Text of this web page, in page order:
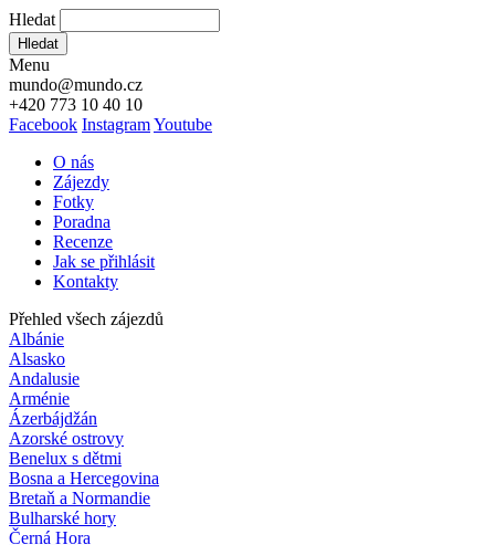
Hledat
Hledat
Menu
mundo@mundo.cz
+420 773 10 40 10
Facebook InstagramYoutube
O nás
Zájezdy
Fotky
Poradna
Recenze
Jak se přihlásit
Kontakty
Přehled všech zájezdů
Albánie
Alsasko
Andalusie
Arménie
Ázerbájdžán
Azorské ostrovy
Benelux s dětmi
Bosna a Hercegovina
Bretaň a Normandie
Bulharské hory
Černá Hora